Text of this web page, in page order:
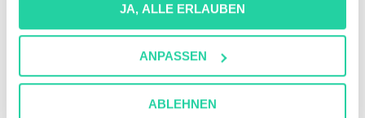
JA, ALLE ERLAUBEN
ANPASSEN
ABLEHNEN
Lena Brod